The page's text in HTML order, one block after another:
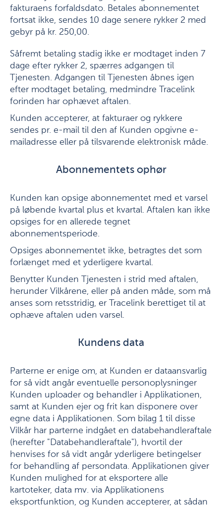
fakturaens forfaldsdato. Betales abonnementet
fortsat ikke, sendes 10 dage senere rykker 2 med
gebyr på kr. 250,00.
Såfremt betaling stadig ikke er modtaget inden 7
dage efter rykker 2, spærres adgangen til
Tjenesten. Adgangen til Tjenesten åbnes igen
efter modtaget betaling, medmindre Tracelink
forinden har ophævet aftalen.
Kunden accepterer, at fakturaer og rykkere
sendes pr. e-mail til den af Kunden opgivne e-
mailadresse eller på tilsvarende elektronisk måde.
Abonnementets ophør
Kunden kan opsige abonnementet med et varsel
på løbende kvartal plus et kvartal. Aftalen kan ikke
opsiges for en allerede tegnet
abonnementsperiode.
Opsiges abonnementet ikke, betragtes det som
forlænget med et yderligere kvartal.
Benytter Kunden Tjenesten i strid med aftalen,
herunder Vilkårene, eller på anden måde, som må
anses som retsstridig, er Tracelink berettiget til at
ophæve aftalen uden varsel.
Kundens data
Parterne er enige om, at Kunden er dataansvarlig
for så vidt angår eventuelle personoplysninger
Kunden uploader og behandler i Applikationen,
samt at Kunden ejer og frit kan disponere over
egne data i Applikationen. Som bilag 1 til disse
Vilkår har parterne indgået en databehandleraftale
(herefter "Databehandleraftale"), hvortil der
henvises for så vidt angår yderligere betingelser
for behandling af persondata. Applikationen giver
Kunden mulighed for at eksportere alle
kartoteker, data mv. via Applikationens
eksportfunktion, og Kunden accepterer, at sådan